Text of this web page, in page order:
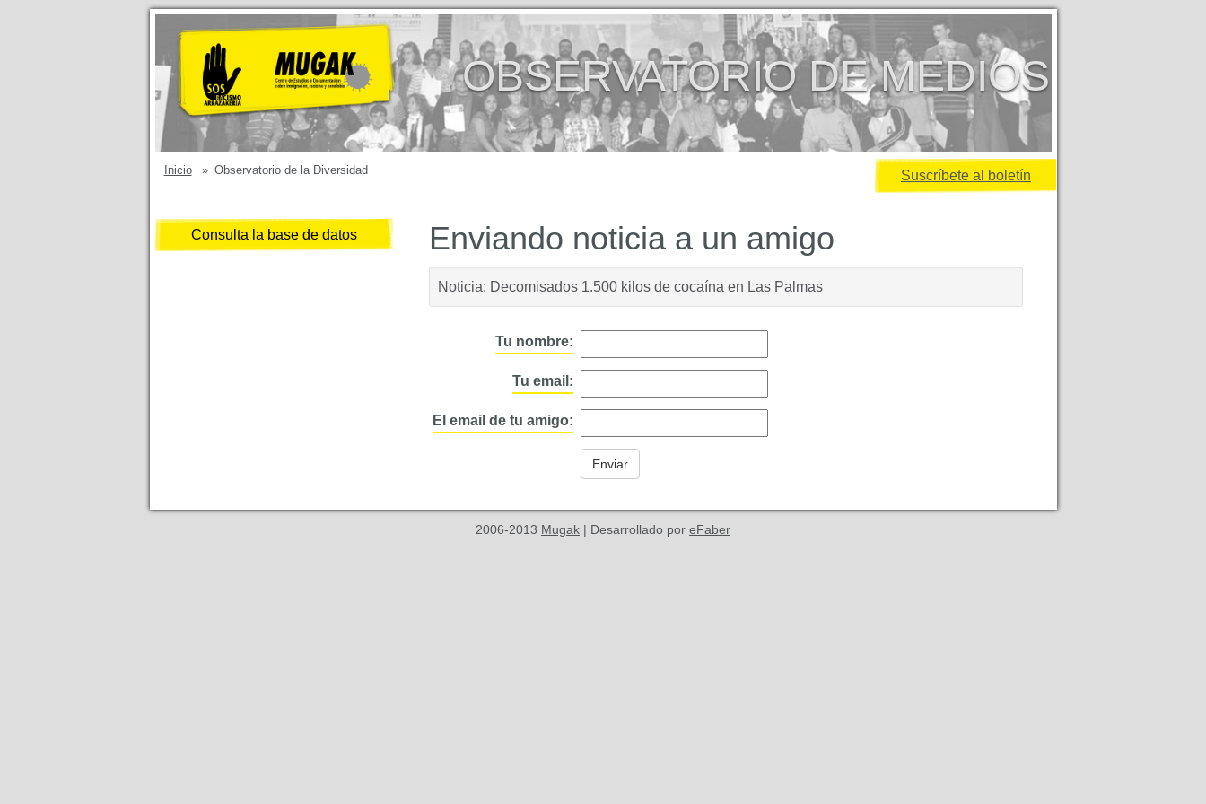
OBSERVATORIO DE MEDIOS
Inicio » Observatorio de la Diversidad Suscríbete al boletín
Consulta la base de datos Enviando noticia a un amigo
Noticia: Decomisados 1.500 kilos de cocaína en Las Palmas
Tu nombre:
Tu email:
El email de tu amigo:
2006-2013 Mugak | Desarrollado por eFaber